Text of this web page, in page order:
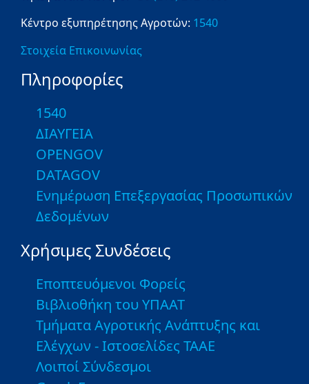
Κέντρο εξυπηρέτησης Αγροτών: 1540
Στοιχεία Επικοινωνίας
Πληροφορίες
1540
ΔΙΑΥΓΕΙΑ
OPENGOV
DATAGOV
Ενημέρωση Επεξεργασίας Προσωπικών
Δεδομένων
Χρήσιμες Συνδέσεις
Εποπτευόμενοι Φορείς
Βιβλιοθήκη του ΥΠΑΑΤ
Τμήματα Αγροτικής Ανάπτυξης και
Ελέγχων - Ιστοσελίδες ΤΑΑΕ
Λοιποί Σύνδεσμοι